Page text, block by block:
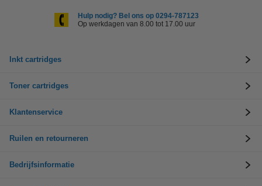
Hulp nodig? Bel ons op 0294-787123
Op werkdagen van 8.00 tot 17.00 uur
Inkt cartridges
Toner cartridges
Klantenservice
Ruilen en retourneren
Bedrijfsinformatie